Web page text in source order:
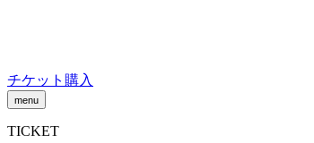
チケット購入
menu
TICKET